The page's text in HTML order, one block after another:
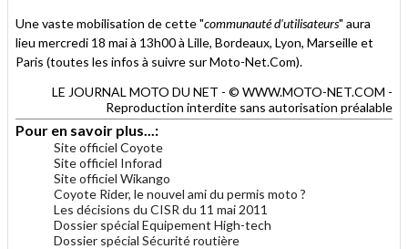
Une vaste mobilisation de cette "communauté d'utilisateurs" aura
lieu mercredi 18 mai à 13h00 à Lille, Bordeaux, Lyon, Marseille et
Paris (toutes les infos à suivre sur Moto-Net.Com).
LE JOURNAL MOTO DU NET - © WWW.MOTO-NET.COM -
Reproduction interdite sans autorisation préalable
Pour en savoir plus...:
Site officiel Coyote
Site officiel Inforad
Site officiel Wikango
Coyote Rider, le nouvel ami du permis moto ?
Les décisions du CISR du 11 mai 2011
Dossier spécial Equipement High-tech
Dossier spécial Sécurité routière